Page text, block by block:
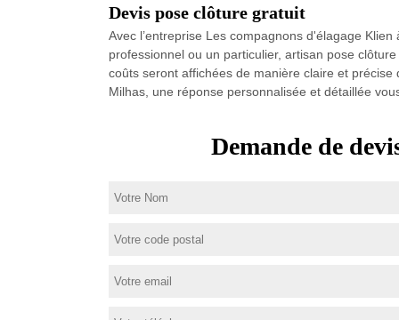
Devis pose clôture gratuit
Avec l’entreprise Les compagnons d'élagage
professionnel ou un particulier, artisan pose
coûts seront affichées de manière claire et
Milhas, une réponse personnalisée et détaillée
Demande de